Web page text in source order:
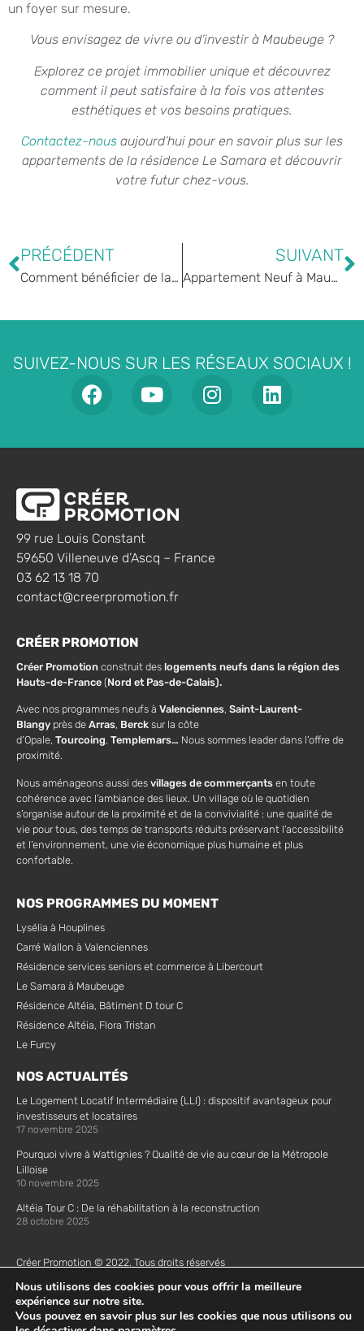
un foyer sur mesure.
Vous envisagez de vivre ou d’investir à Maubeuge ?
Explorez ce projet immobilier unique et découvrez
comment il peut satisfaire à la fois vos attentes
esthétiques et vos besoins pratiques.
Contactez-nous aujourd’hui pour en savoir plus sur les
appartements de la résidence Le Samara et découvrir
votre futur chez-vous.
PRÉCÉDENT
Comment bénéficier de la TVA à 5,5% dans l’immobilier neuf à Maubeuge ?
SUIVANT
Appartement Neuf à Maubeuge : Performances énergétiques et environnementales
SUIVEZ-NOUS SUR LES RÉSEAUX SOCIAUX !
99 rue Louis Constant
59650 Villeneuve d’Ascq – France
03 62 13 18 70
contact@creerpromotion.fr
CRÉER PROMOTION
Créer Promotion construit des logements neufs dans la région des
Hauts-de-France (Nord et Pas-de-Calais).
Avec nos programmes neufs à Valenciennes, Saint-Laurent-
Blangy près de Arras, Berck sur la côte
d’Opale, Tourcoing, Templemars… Nous sommes leader dans l’offre de
proximité.
Nous aménageons aussi des villages de commerçants en toute
cohérence avec l’ambiance des lieux. Un village où le quotidien
s’organise autour de la proximité et de la convivialité : une qualité de
vie pour tous, des temps de transports réduits préservant l’accessibilité
et l’environnement, une vie économique plus humaine et plus
confortable.
NOS PROGRAMMES DU MOMENT
Lysélia à Houplines
Carré Wallon à Valenciennes
Résidence services seniors et commerce à Libercourt
Le Samara à Maubeuge
Résidence Altéia, Bâtiment D tour C
Résidence Altéia, Flora Tristan
Le Furcy
NOS ACTUALITÉS
Le Logement Locatif Intermédiaire (LLI) : dispositif avantageux pour
investisseurs et locataires
17 novembre 2025
Pourquoi vivre à Wattignies ? Qualité de vie au cœur de la Métropole
Lilloise
10 novembre 2025
Altéia Tour C : De la réhabilitation à la reconstruction
28 octobre 2025
Créer Promotion © 2022. Tous droits réservés
de cookie
Nous utilisons des cookies pour vous offrir la meilleure
expérience sur notre site.
Vous pouvez en savoir plus sur les cookies que nous utilisons ou